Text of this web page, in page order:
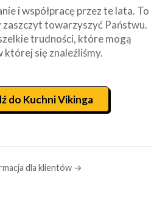
i współpracę przez te lata. To
zaszczyt towarzyszyć Państwu.
trudności, które mogą
której się znaleźliśmy.
do Kuchni Vikinga
dla klientów →